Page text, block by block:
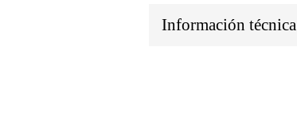
Información técnica